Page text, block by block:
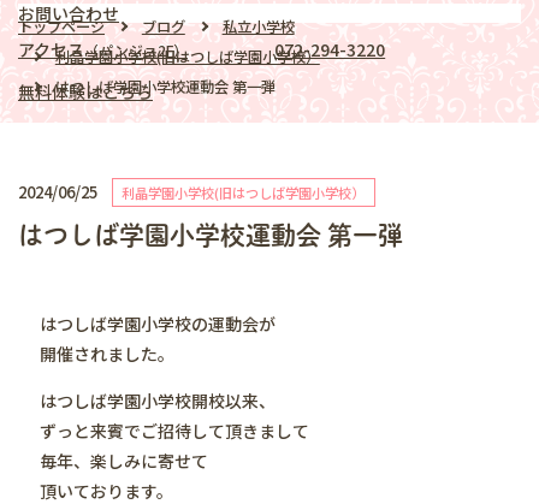
お問い合わせ
アクセス（パンジョ2F）
072-294-3220
無料体験はこちら
トップページ ブログ
私立小学校
利晶学園小学校(旧はつしば学園小学校）
はつしば学園小学校運動会 第一弾
2024/06/25 利晶学園小学校(旧はつしば学園小学校）
はつしば学園小学校運動会 第一弾
はつしば学園小学校の運動会が
開催されました。
はつしば学園小学校開校以来、
ずっと来賓でご招待して頂きまして
毎年、楽しみに寄せて
頂いております。